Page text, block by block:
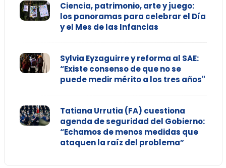
Ciencia, patrimonio, arte y juego:
los panoramas para celebrar el Día
y el Mes de las Infancias
Sylvia Eyzaguirre y reforma al SAE:
“Existe consenso de que no se
puede medir mérito a los tres años"
Tatiana Urrutia (FA) cuestiona
agenda de seguridad del Gobierno:
“Echamos de menos medidas que
ataquen la raíz del problema”